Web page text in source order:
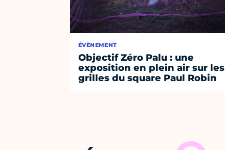
ÉVÈNEMENT
Objectif Zéro Palu : une
exposition en plein air sur les
grilles du square Paul Robin